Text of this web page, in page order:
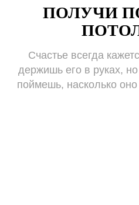
ПОЛУЧИ
Счастье всегда
держишь его в руках, но
поймешь, насколько